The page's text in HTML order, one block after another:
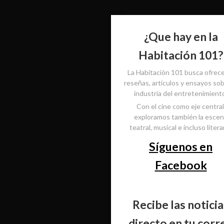
¿Que hay en la
Habitación 101?
La Habitación 101 busca
reseñas, artículos y ensayos
industria del
Con el cine como eje
exploramos también la
teatral, musical e incluso
Síguenos en
Facebook
Recibe las